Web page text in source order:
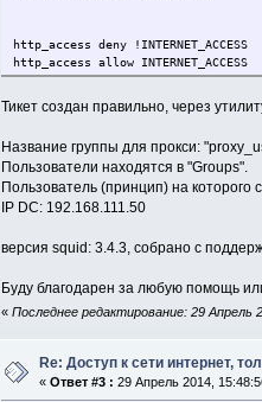
http_access deny !INTERNET_ACCESS
http_access allow INTERNET_ACCESS
http_access deny all
http_port 3128
Тикет создан правильно, через
Название группы для прокси:
Пользователи находятся в "Groups".
Пользователь (принцип) на которого
IP DC: 192.168.111.50
версия squid: 3.4.3, собрано с
Буду благодарен за любую помощь
« Последнее редактирование: 29 Апрель
Re: Доступ к сети интернет,
« Ответ #3 : 29 Апрель 2014,